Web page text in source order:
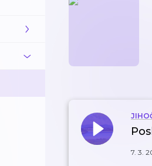
7. 3.